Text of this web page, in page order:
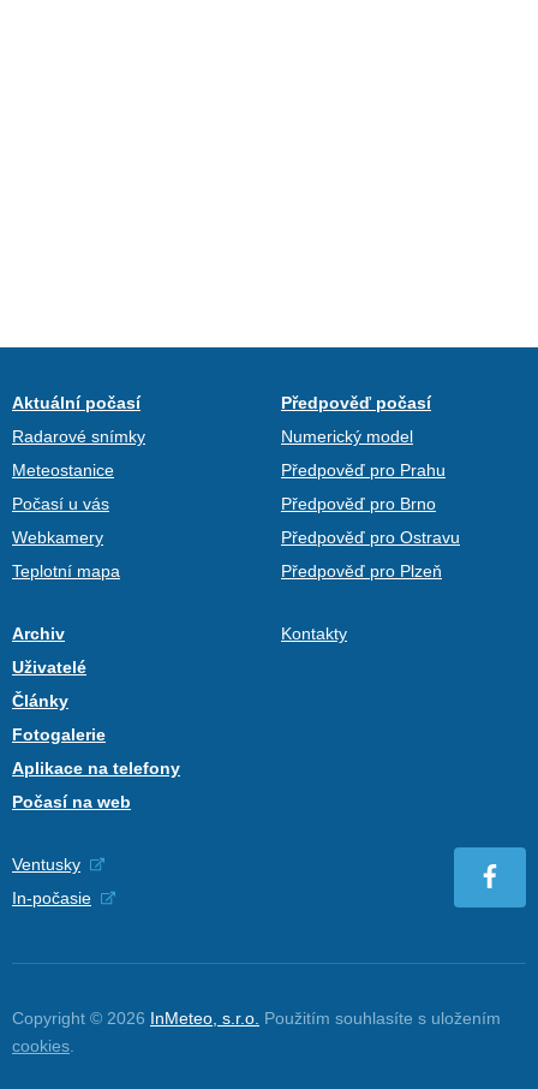
Aktuální počasí
Radarové snímky
Meteostanice
Počasí u vás
Webkamery
Teplotní mapa
Předpověď počasí
Numerický model
Předpověď pro Prahu
Předpověď pro Brno
Předpověď pro Ostravu
Předpověď pro Plzeň
Archiv
Uživatelé
Články
Fotogalerie
Aplikace na telefony
Počasí na web
Kontakty
Ventusky
In-počasie
Copyright © 2026 InMeteo, s.r.o. Použitím souhlasíte s uložením
cookies